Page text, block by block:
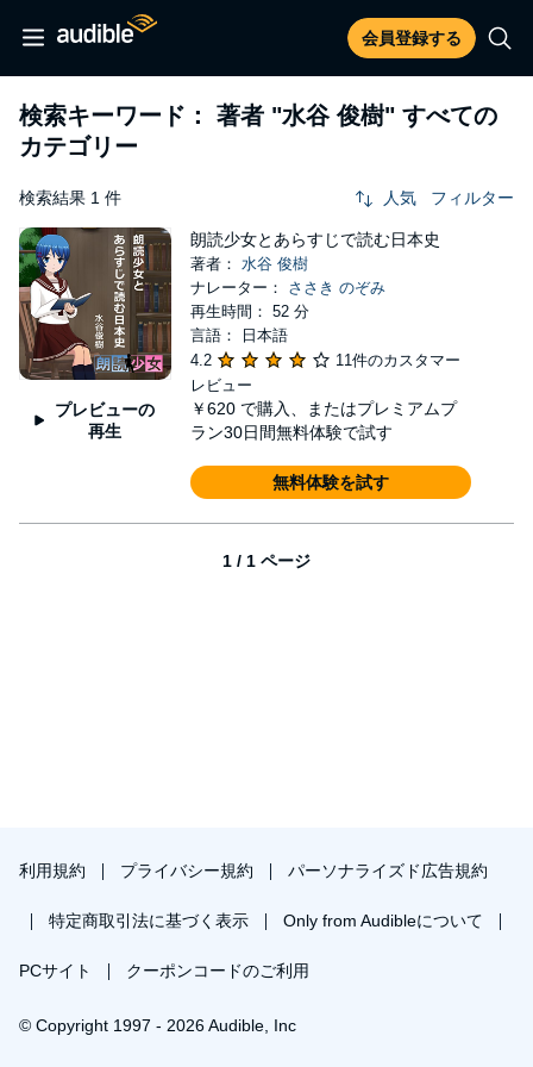
会員登録する
検索キーワード： 著者 "水谷 俊樹" すべての
カテゴリー
検索結果 1 件 人気 フィルター
プレビューの
再生
朗読少女とあらすじで読む日本史
著者： 水谷 俊樹
ナレーター： ささき のぞみ
再生時間： 52 分
言語： 日本語
4.2
11件のカスタマー
レビュー
￥620 で購入、またはプレミアムプ
ラン30日間無料体験で試す
無料体験を試す
1 / 1 ページ
利用規約 プライバシー規約 パーソナライズド広告規約
特定商取引法に基づく表示 Only from Audibleについて
PCサイト クーポンコードのご利用
© Copyright 1997 - 2026 Audible, Inc